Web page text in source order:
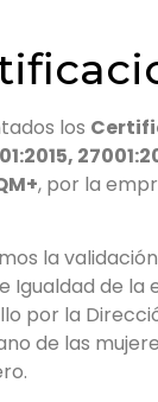
los
, por la
la
Igualdad de la
por la
de las